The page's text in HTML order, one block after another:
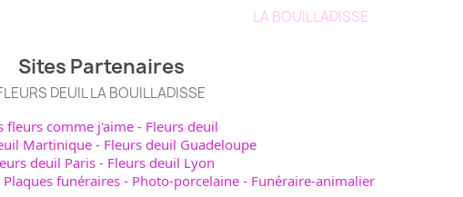
LA BOUILLADISSE
Sites Partenaires
DEUIL LA BOUILLADISSE
fleurs comme j'aime - Fleurs deuil
Martinique- Fleurs deuil Guadeloupe
deuil Paris- Fleurs deuil Lyon
Plaques funéraires - Photo-porcelaine - Funéraire-animalier